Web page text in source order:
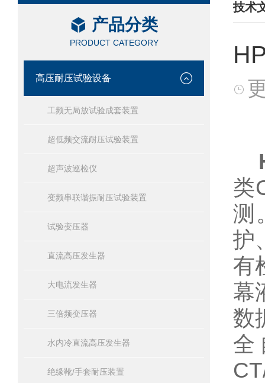
产品分类
PRODUCT CATEGORY
高压耐压试验设备
工频无局放试验成套装置
超低频交流耐压试验装置
超声波巡检仪
变频串联谐振耐压试验装置
试验变压器
直流高压发生器
大电流发生器
三倍频变压器
水内冷直流高压发生器
绝缘靴/手套耐压装置
技术
/
类
测
护
有
幕
数